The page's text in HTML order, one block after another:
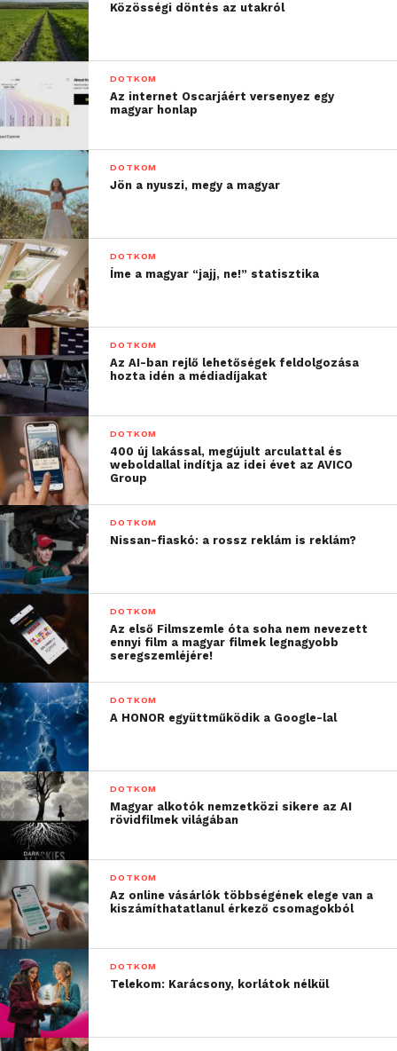
Közösségi döntés az utakról
DOTKOM
Az internet Oscarjáért versenyez egy
magyar honlap
DOTKOM
Jön a nyuszi, megy a magyar
DOTKOM
Íme a magyar “jajj, ne!” statisztika
DOTKOM
Az AI-ban rejlő lehetőségek feldolgozása
hozta idén a médiadíjakat
DOTKOM
400 új lakással, megújult arculattal és
weboldallal indítja az idei évet az AVICO
Group
DOTKOM
Nissan-fiaskó: a rossz reklám is reklám?
DOTKOM
Az első Filmszemle óta soha nem nevezett
ennyi film a magyar filmek legnagyobb
seregszemléjére!
DOTKOM
A HONOR együttműködik a Google-lal
DOTKOM
Magyar alkotók nemzetközi sikere az AI
rövidfilmek világában
DOTKOM
Az online vásárlók többségének elege van a
kiszámíthatatlanul érkező csomagokból
DOTKOM
Telekom: Karácsony, korlátok nélkül